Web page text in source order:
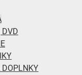
DVD
DOPLNKY